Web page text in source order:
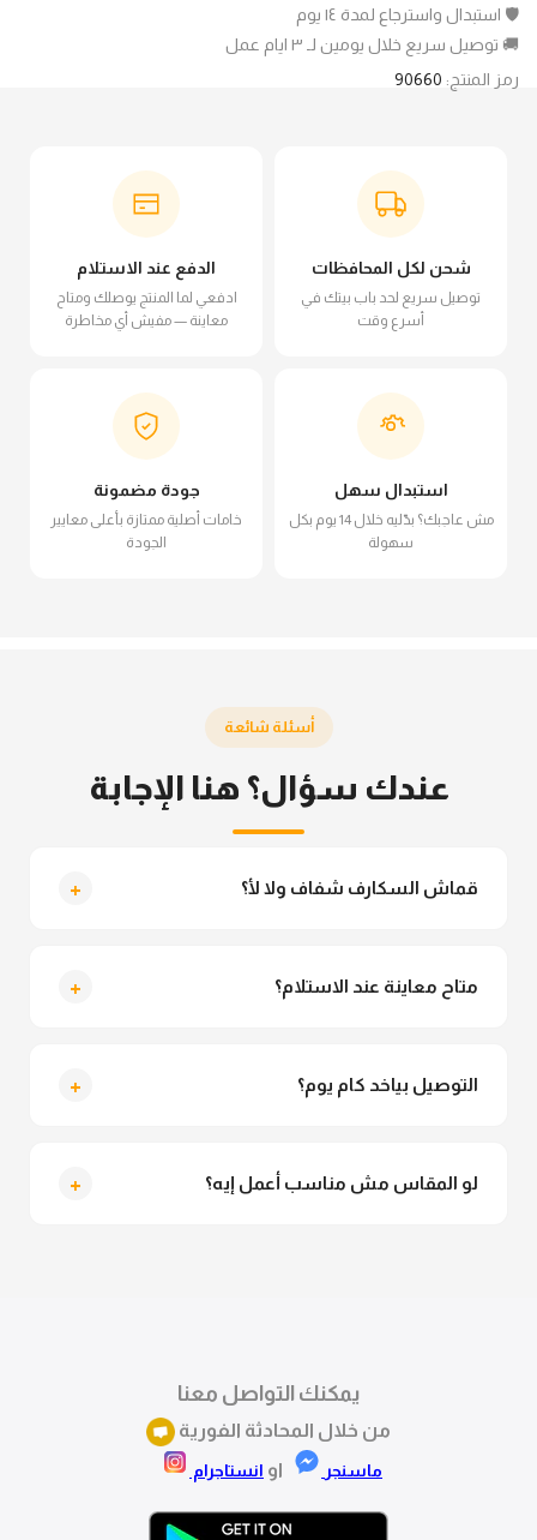
🛡️ استبدال واسترجاع لمدة ١٤ يوم
🚚 توصيل سريع خلال يومين لـ ٣ ايام عمل
رمز المنتج: 90660
شحن لكل المحافظات
توصيل سريع لحد باب بيتك في
أسرع وقت
الدفع عند الاستلام
ادفعي لما المنتج يوصلك ومتاح
معاينة — مفيش أي مخاطرة
استبدال سهل
مش عاجبك؟ بدّليه خلال 14 يوم بكل
سهولة
جودة مضمونة
خامات أصلية ممتازة بأعلى معايير
الجودة
أسئلة شائعة
عندك سؤال؟ هنا الإجابة
قماش السكارف شفاف ولا لأ؟ +
متاح معاينة عند الاستلام؟ +
التوصيل بياخد كام يوم؟ +
لو المقاس مش مناسب أعمل إيه؟ +
يمكنك التواصل معنا
من خلال المحادثة الفورية
ماسنجر او انستاجرام